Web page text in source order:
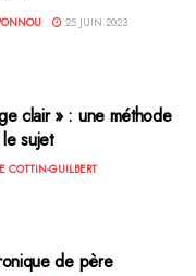
25 JUIN 2023
clair » : une méthode
sujet
COTTIN-GUILBERT
de père